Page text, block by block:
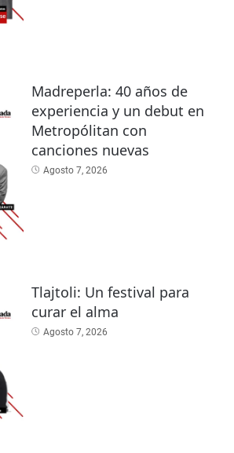
Madreperla: 40 años de
experiencia y un debut en
Metropólitan con
canciones nuevas
Agosto 7, 2026
Tlajtoli: Un festival para
curar el alma
Agosto 7, 2026